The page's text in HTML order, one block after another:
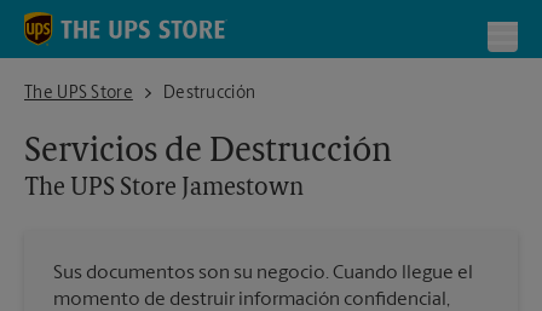
Skip to content
Return to Nav
The UPS Store
The UPS Store Jamestown
Destrucción
Servicios de Destrucción
The UPS Store Jamestown
Sus documentos son su negocio. Cuando llegue el
momento de destruir información confidencial,